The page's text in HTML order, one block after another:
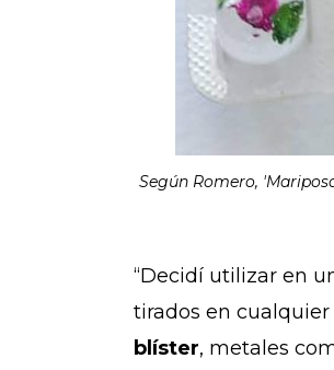
Según Romero,
“Decidí utilizar en
tirados en
blíster, metales